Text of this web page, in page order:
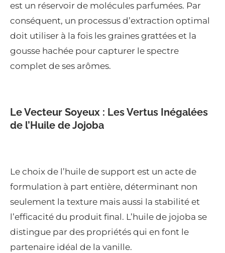
est un réservoir de molécules parfumées. Par
conséquent, un processus d’extraction optimal
doit utiliser à la fois les graines grattées et la
gousse hachée pour capturer le spectre
complet de ses arômes.
Le Vecteur Soyeux : Les Vertus Inégalées
de l’Huile de Jojoba
Le choix de l’huile de support est un acte de
formulation à part entière, déterminant non
seulement la texture mais aussi la stabilité et
l’efficacité du produit final. L’huile de jojoba se
distingue par des propriétés qui en font le
partenaire idéal de la vanille.